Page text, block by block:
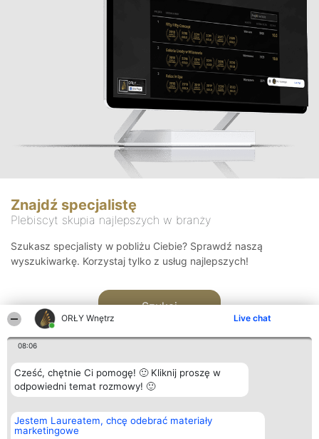
ORŁY Wnętrz Live chat
08:06
Cześć, chętnie Ci pomogę! 🙂 Kliknij proszę w
odpowiedni temat rozmowy! 🙂
Jestem Laureatem, chcę odebrać materiały
marketingowe
Znajdź specjalistę
Plebiscyt skupia najlepszych w branży
Szukasz specjalisty w pobliżu Ciebie? Sprawdź naszą
wyszukiwarkę. Korzystaj tylko z usług najlepszych!
Szukaj
Organizator plebiscytu
Bright Side Solutions sp. z o.
o. sp. k.
Plebiscyt
Laureaci
Kontakt
Kontakt